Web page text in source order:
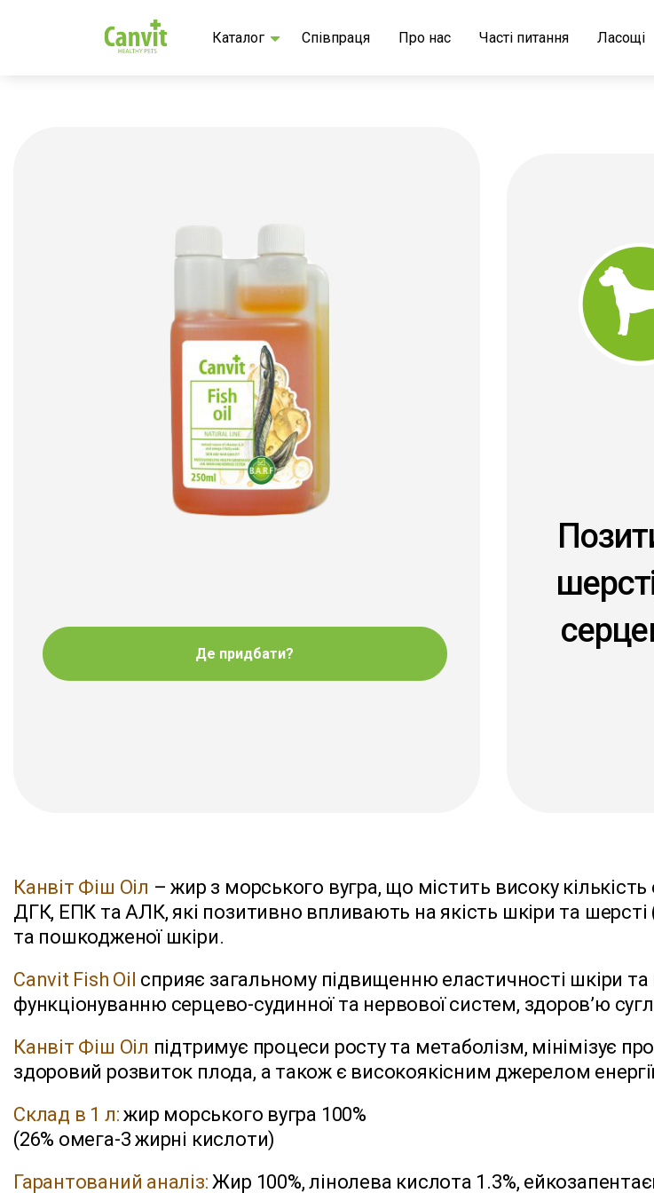
Каталог Співпраця Про нас Часті питання Ласощі
Де придбати?
Канвіт Фіш Оіл – жир з морського вугра, що містить високу
ДГК, ЕПК та АЛК, які позитивно впливають на якість шкіри та шерсті
та пошкодженої шкіри.
Canvit Fish Oil сприяє загальному підвищенню еластичності шкіри
функціонуванню серцево-судинної та нервової систем, здоров’ю
Канвіт Фіш Оіл підтримує процеси росту та метаболізм, мінімізує
здоровий розвиток плода, а також є високоякісним джерелом
Склад в 1 л: жир морського вугра 100%
(26% омега-3 жирні кислоти)
Гарантований аналіз: Жир 100%, лінолева кислота 1.3%,